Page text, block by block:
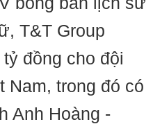
T&T Group
đồng cho đội
Nam, trong đó có
Anh Hoàng -